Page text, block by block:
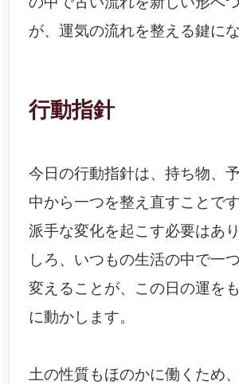
が、運気の流れを整える鍵にな
行動指針
今日の行動指針は、持ち物、
中から一つを整え直すことです
派手な変化を起こす必要はあ
しろ、いつもの生活の中で一
変えることが、この日の運を
に動かします。
土の性質もほのかに働くため